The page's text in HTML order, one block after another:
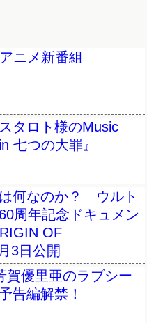
ニメ新番組
タロト様のMusic
七つの大罪』
何なのか？ ウルト
周年記念ドキュメン
OF
3日公開
賀優里亜のラブシー
告編解禁！